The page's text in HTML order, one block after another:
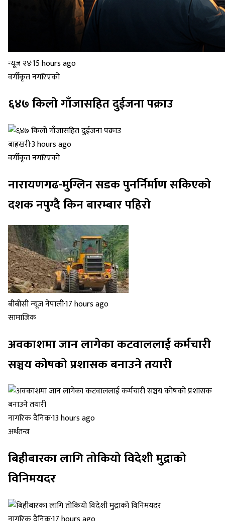
न्यूज २४·15 hours ago
वर्गीकृत नगरिएको
६४७ किलो गाँजासहित दुईजना पक्राउ
बाह्रखरी·3 hours ago
वर्गीकृत नगरिएको
नारायणगढ-मुग्लिन सडक पुनर्निर्माण सकिएको
दशक नपुग्दै किन बारम्बार पहिरो
बीबीसी न्यूज नेपाली·17 hours ago
सामाजिक
अवकाशमा जान लागेका कटवाललाई कर्मचारी
सञ्चय कोषको प्रशासक बनाउने तयारी
नागरिक दैनिक·13 hours ago
अर्थतन्त्र
बिहीबारका लागि तोकियो विदेशी मुद्राको
विनिमयदर